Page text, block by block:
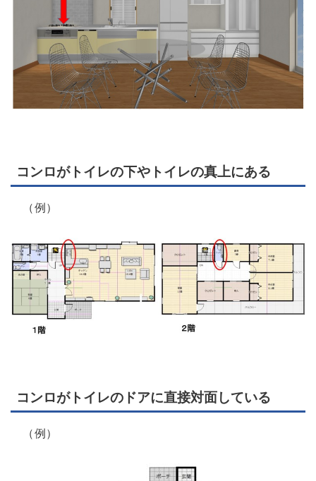
コンロがトイレの下やトイレの真上にある
（例）
コンロがトイレのドアに直接対面している
（例）